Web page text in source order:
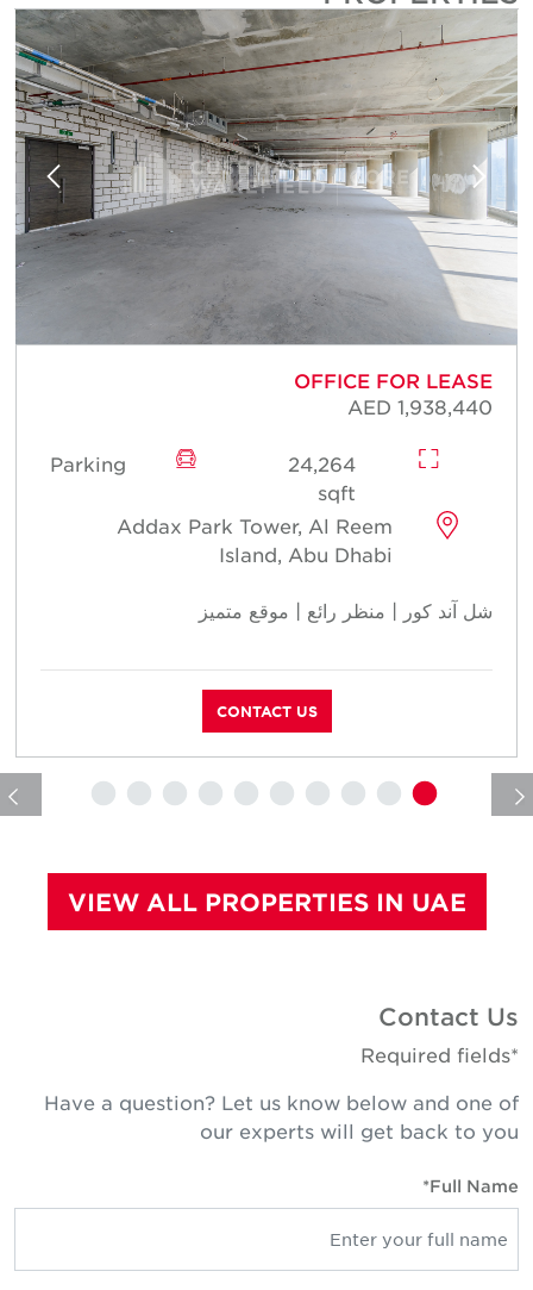
OFFICE FOR LEASE
AED 1,938,440
24,264
sqft
Parking
Addax Park Tower, Al Reem
Island, Abu Dhabi
شل آند كور | منظر رائع | موقع متميز
CONTACT US
VIEW ALL PROPERTIES IN UAE
Contact Us
Have a question? Let us know below and one of
our experts will get back to you
Full Name*